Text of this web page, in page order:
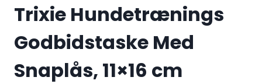
Trixie Hundetrænings
Godbidstaske Med
Snaplås, 11×16 cm